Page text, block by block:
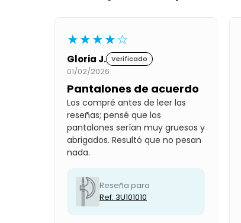
★★★★☆
Gloria J. Verificado
01/02/2026
Pantalones de acuerdo
Los compré antes de leer las
reseñas; pensé que los
pantalones serían muy gruesos y
abrigados. Resultó que no pesan
nada.
Reseña para
Ref. 3U101010